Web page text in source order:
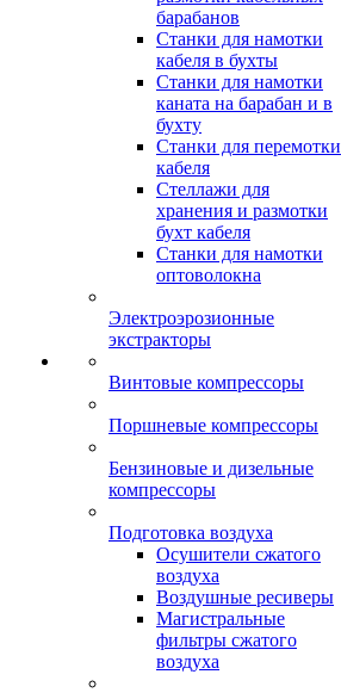
барабанов
Станки для намотки
кабеля в бухты
Станки для намотки
каната на барабан и в
бухту
Станки для перемотки
кабеля
Стеллажи для
хранения и размотки
бухт кабеля
Станки для намотки
оптоволокна
Электроэрозионные
экстракторы
Винтовые компрессоры
Поршневые компрессоры
Бензиновые и дизельные
компрессоры
Подготовка воздуха
Осушители сжатого
воздуха
Воздушные ресиверы
Магистральные
фильтры сжатого
воздуха